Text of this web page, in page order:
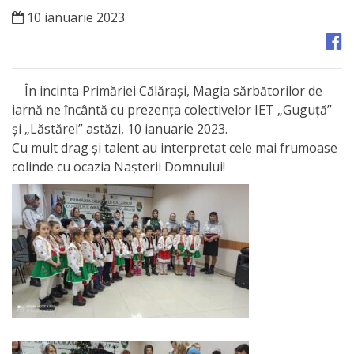
Strategii
Registrul
de
Stat
al
Actelor
Locale
Primăria
Aparatul
10 ianuarie 2023
În incinta Primăriei Călărași, Magia sărbătorilor de
iarnă ne încântă cu prezența colectivelor IET „Guguță”
și „Lăstărel” astăzi, 10 ianuarie 2023.
Cu mult drag și talent au interpretat cele mai frumoase
colinde cu ocazia Nașterii Domnului!